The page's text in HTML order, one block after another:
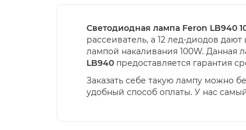
Светодиодная лампа Feron LB940
рассеиватель, а 12 лед-диодов
лампой накаливания 100W. Данная
LB940 предоставляется гарантия
Заказать себе такую лампу можно
удобный способ оплаты. У нас